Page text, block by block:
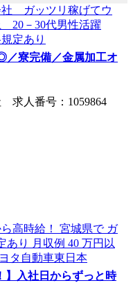
／寮完備／金属加工オ
求人番号：1059864
】入社日からずっと時